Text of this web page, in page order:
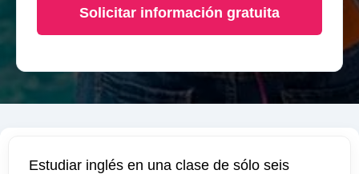
Solicitar información gratuita
Estudiar inglés en una clase de sólo seis